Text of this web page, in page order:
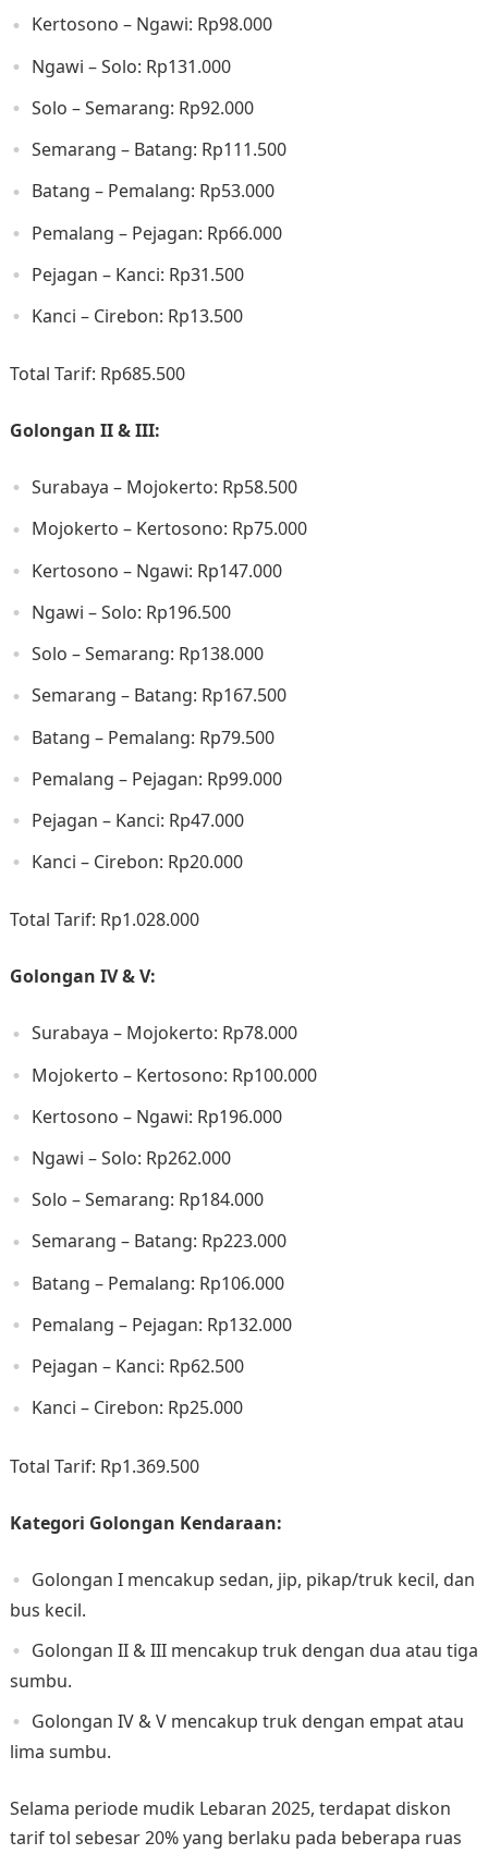
Kertosono – Ngawi: Rp98.000​
Ngawi – Solo: Rp131.000​
Solo – Semarang: Rp92.000​
Semarang – Batang: Rp111.500​
Batang – Pemalang: Rp53.000​
Pemalang – Pejagan: Rp66.000​
Pejagan – Kanci: Rp31.500​
Kanci – Cirebon: Rp13.500​
Total Tarif: Rp685.500​
Golongan II & III:
Surabaya – Mojokerto: Rp58.500​
Mojokerto – Kertosono: Rp75.000​
Kertosono – Ngawi: Rp147.000​
Ngawi – Solo: Rp196.500​
Solo – Semarang: Rp138.000​
Semarang – Batang: Rp167.500​
Batang – Pemalang: Rp79.500​
Pemalang – Pejagan: Rp99.000​
Pejagan – Kanci: Rp47.000​
Kanci – Cirebon: Rp20.000​
Total Tarif: Rp1.028.000​
Golongan IV & V:
Surabaya – Mojokerto: Rp78.000​
Mojokerto – Kertosono: Rp100.000​
Kertosono – Ngawi: Rp196.000​
Ngawi – Solo: Rp262.000​
Solo – Semarang: Rp184.000​
Semarang – Batang: Rp223.000​
Batang – Pemalang: Rp106.000​
Pemalang – Pejagan: Rp132.000​
Pejagan – Kanci: Rp62.500​
Kanci – Cirebon: Rp25.000​
Total Tarif: Rp1.369.500​
Kategori Golongan Kendaraan:
Golongan I mencakup sedan, jip, pikap/truk kecil, dan
bus kecil.
Golongan II & III mencakup truk dengan dua atau tiga
sumbu.
Golongan IV & V mencakup truk dengan empat atau
lima sumbu.
Selama periode mudik Lebaran 2025, terdapat diskon
tarif tol sebesar 20% yang berlaku pada beberapa ruas